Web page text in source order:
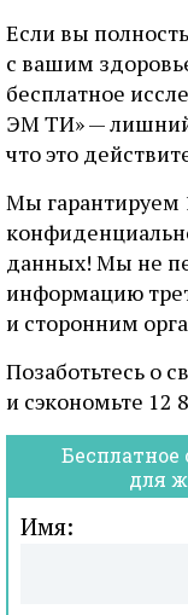
Если вы
с вашим
бесплатное
ЭМ ТИ» —
что это
Мы гарантируем
данных! Мы не
информацию
и сторонним
Позаботьтесь о
и сэкономьте 12
Бесплатное
для
Имя: